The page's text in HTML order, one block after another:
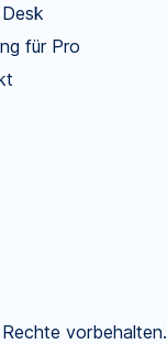
für Pro
vorbehalten.